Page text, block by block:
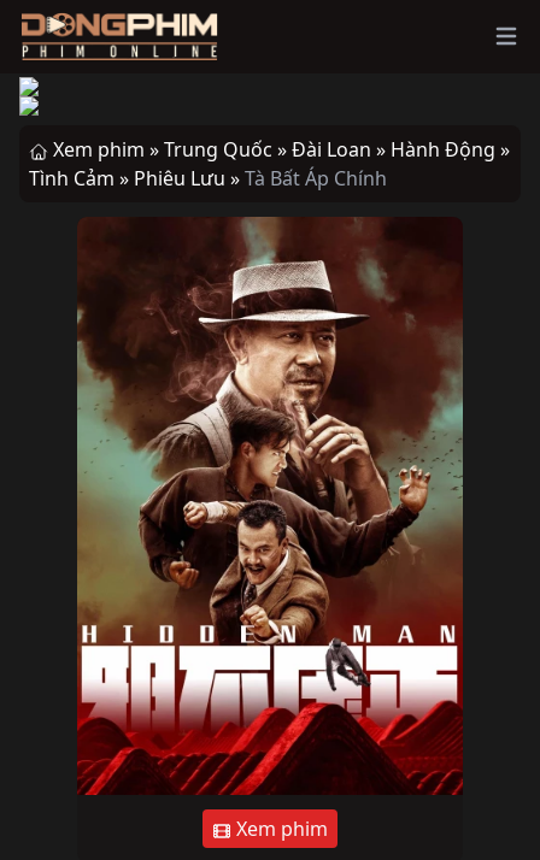
Xem phim »Trung Quốc »Đài Loan » Hành Động »
Tình Cảm » Phiêu Lưu »Tà Bất Áp Chính
Xem phim